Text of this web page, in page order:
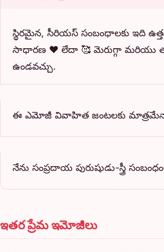
స్థిరమైన, సీరియస్ సంబంధాలకు ఇది
సాధారణ ❤️ లేదా 🥰 మెరుగ్గా మరియు
ఉండవచ్చు.
ఈ ఎమోజీ వివాహిత జంటలకు
నేను సంప్రదాయ పురుషుడు-స్త్రీ
ఇతర ప్రేమ ఇమోజీలు